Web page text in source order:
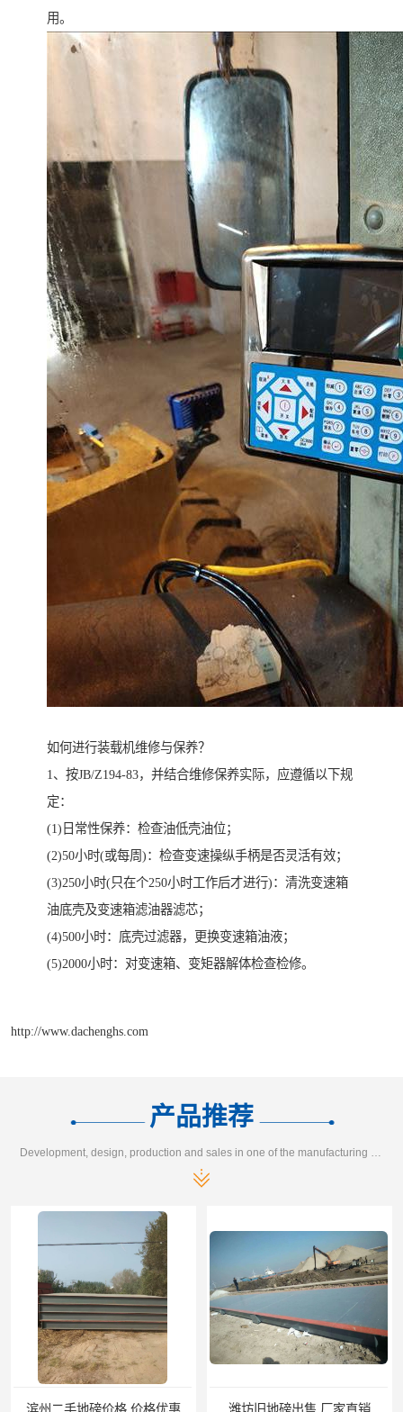
用。
如何进行装载机维修与保养？
1、按JB/Z194-83，并结合维修保养实际，应遵循以下规
定：
(1)日常性保养：检查油低壳油位；
(2)50小时(或每周)：检查变速操纵手柄是否灵活有效；
(3)250小时(只在个250小时工作后才进行)：清洗变速箱
油底壳及变速箱滤油器滤芯；
(4)500小时：底壳过滤器，更换变速箱油液；
(5)2000小时：对变速箱、变矩器解体检查检修。
http://www.dachenghs.com
产品推荐
滨州二手地磅价格 价格优惠 潍坊旧地磅出售 厂家直销